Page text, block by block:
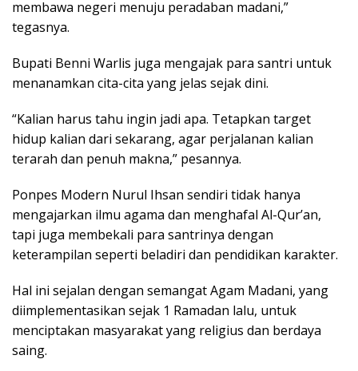
membawa negeri menuju peradaban madani,”
tegasnya.
Bupati Benni Warlis juga mengajak para santri untuk
menanamkan cita-cita yang jelas sejak dini.
“Kalian harus tahu ingin jadi apa. Tetapkan target
hidup kalian dari sekarang, agar perjalanan kalian
terarah dan penuh makna,” pesannya.
Ponpes Modern Nurul Ihsan sendiri tidak hanya
mengajarkan ilmu agama dan menghafal Al-Qur’an,
tapi juga membekali para santrinya dengan
keterampilan seperti beladiri dan pendidikan karakter.
Hal ini sejalan dengan semangat Agam Madani, yang
diimplementasikan sejak 1 Ramadan lalu, untuk
menciptakan masyarakat yang religius dan berdaya
saing.